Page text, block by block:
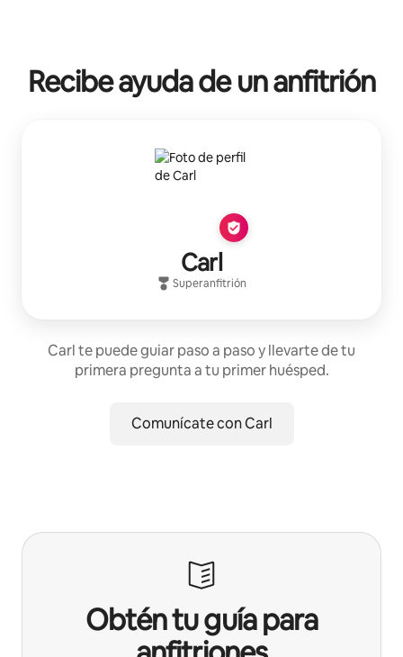
Recibe ayuda de un anfitrión
Carl
Superanfitrión
Carl te puede guiar paso a paso y llevarte de tu
primera pregunta a tu primer huésped.
Comunícate con Carl
Obtén tu guía para